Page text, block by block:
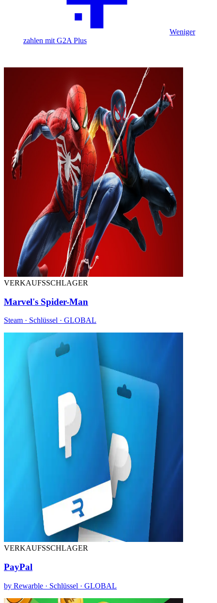
Weniger
zahlen mit G2A Plus
VERKAUFSSCHLAGER
Marvel's Spider-Man
Steam · Schlüssel · GLOBAL
VERKAUFSSCHLAGER
PayPal
by Rewarble · Schlüssel · GLOBAL